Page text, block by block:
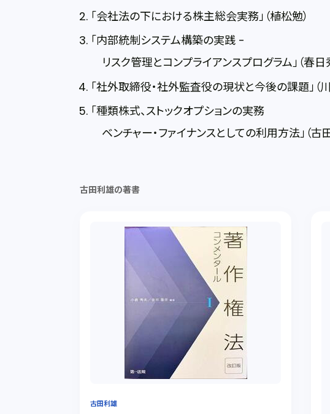
「会社法の下における株主総会実務」（植松勉）
「内部統制システム構築の実践 -
リスク管理とコンプライアンスプログラム」（春日
「社外取締役・社外監査役の現状と今後の課題」（
「種類株式、ストックオプションの実務
ベンチャー・ファイナンスとしての利用方法」（古
古田利雄の著書
古田利雄